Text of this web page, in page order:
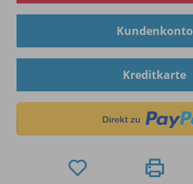
Kundenkonto
Kreditkarte